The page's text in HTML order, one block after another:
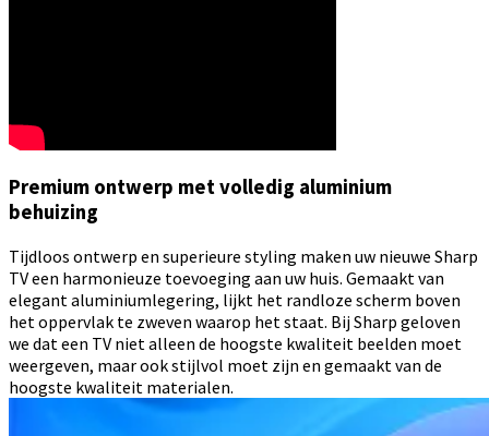
Premium ontwerp met volledig aluminium
behuizing
Tijdloos ontwerp en superieure styling maken uw nieuwe Sharp
TV een harmonieuze toevoeging aan uw huis. Gemaakt van
elegant aluminiumlegering, lijkt het randloze scherm boven
het oppervlak te zweven waarop het staat. Bij Sharp geloven
we dat een TV niet alleen de hoogste kwaliteit beelden moet
weergeven, maar ook stijlvol moet zijn en gemaakt van de
hoogste kwaliteit materialen.